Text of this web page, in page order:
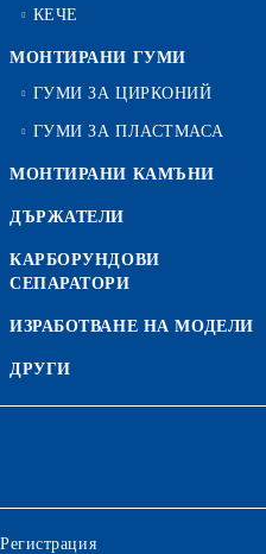
КЕЧЕ
МОНТИРАНИ ГУМИ
ГУМИ ЗА ЦИРКОНИЙ
ГУМИ ЗА ПЛАСТМАСА
МОНТИРАНИ КАМЪНИ
ДЪРЖАТЕЛИ
КАРБОРУНДОВИ
СЕПАРАТОРИ
ИЗРАБОТВАНЕ НА МОДЕЛИ
ДРУГИ
Регистрация